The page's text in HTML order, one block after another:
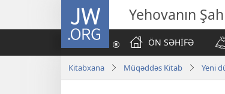
JW.ORG Yehovanın
ÖN SƏHİFƏ
Kitabxana Müqəddəs Kitab Yeni